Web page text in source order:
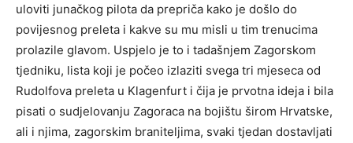
uloviti junačkog pilota da prepriča kako je došlo do
povijesnog preleta i kakve su mu misli u tim trenucima
prolazile glavom. Uspjelo je to i tadašnjem Zagorskom
tjedniku, lista koji je počeo izlaziti svega tri mjeseca od
Rudolfova preleta u Klagenfurt i čija je prvotna ideja i bila
pisati o sudjelovanju Zagoraca na bojištu širom Hrvatske,
ali i njima, zagorskim braniteljima, svaki tjedan dostavljati